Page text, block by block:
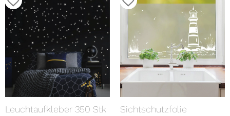
Leuchtaufkleber 350 Stk
Sichtschutzfolie